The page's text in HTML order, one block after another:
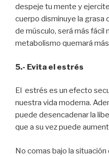
despeje tu mente y
cuerpo disminuye la grasa
de músculo, será más
metabolismo quemará más
5.- Evita el estrés
El estrés es un efecto
nuestra vida moderna.
puede desencadenar la
que a su vez puede
No comas bajo la